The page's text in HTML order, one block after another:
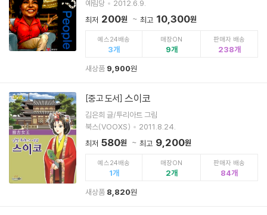
예림당
2012.6.9.
최저 200원 최고 10,300원
예스24배송
3
매장ON
9
판매자 배송
238
새상품 9,900원
[중고 도서] 스이코
김은희 글/투리아트 그림
북스(VOOXS)
2011.8.24.
최저 580원 최고 9,200원
예스24배송
1
매장ON
2
판매자 배송
84
새상품 8,820원